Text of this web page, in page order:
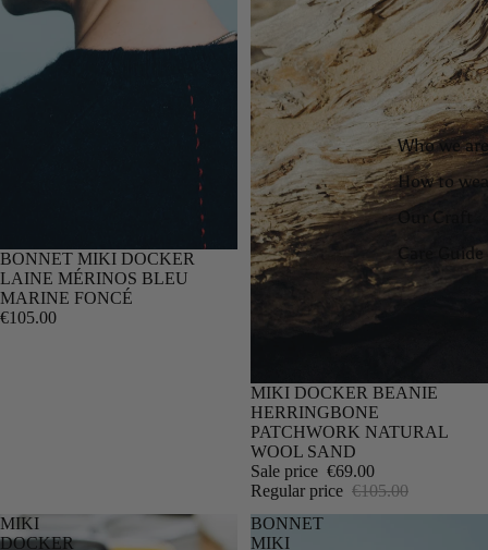
Who we
How to
Our Craft
Care Guide
BONNET MIKI DOCKER
LAINE MÉRINOS BLEU
MARINE FONCÉ
€105.00
SALE
MIKI DOCKER BEANIE
HERRINGBONE
PATCHWORK NATURAL
WOOL SAND
Sale price €69.00
Regular price €105.00
MIKI
DOCKER
BONNET
MIKI